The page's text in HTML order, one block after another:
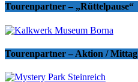
Tourenpartner – „Rüttelpause“
Tourenpartner – Aktion / Mittag